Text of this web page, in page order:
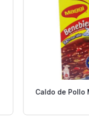
Caldo de Pollo